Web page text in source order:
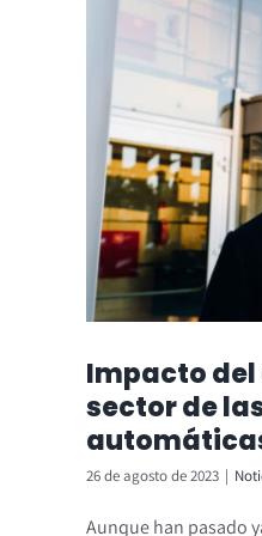
Impacto del
sector de
26 de agosto de 2023 |
Aunque han pasado